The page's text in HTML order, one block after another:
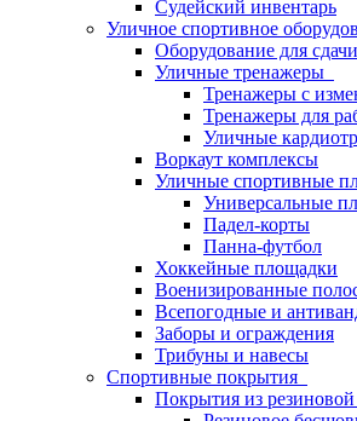
Судейский инвентарь
Уличное спортивное
Оборудование для
Уличные тренажеры
Тренажеры с
Тренажеры для
Уличные
Воркаут комплексы
Уличные спортивные
Универсальные
Падел-корты
Панна-футбол
Хоккейные площадки
Военизированные
Всепогодные и
Заборы и ограждения
Трибуны и навесы
Спортивные покрытия
Покрытия из